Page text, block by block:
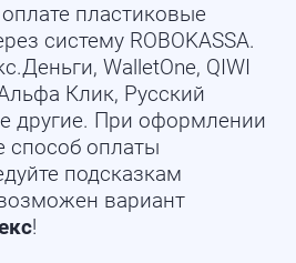
пластиковые
систему ROBOKASSA.
WalletOne, QIWI
Клик, Русский
другие. При оформлении
способ оплаты
подсказкам
вариант
!